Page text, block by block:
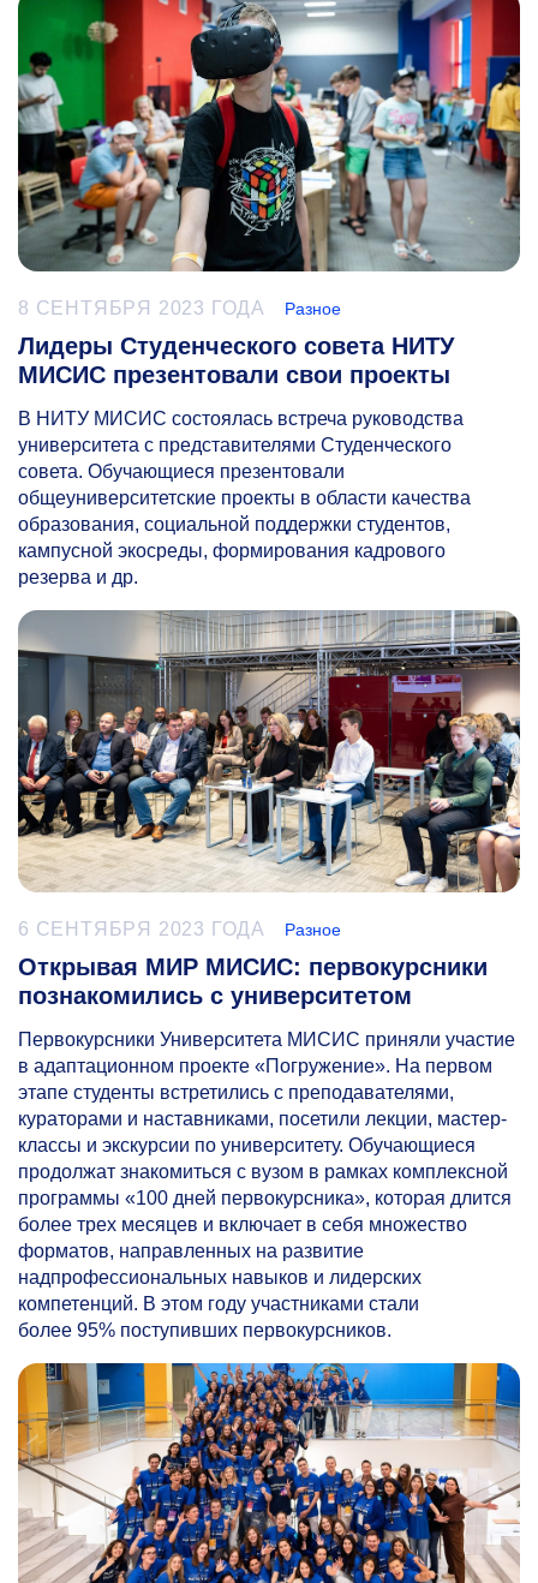
8 СЕНТЯБРЯ 2023 ГОДА Разное
Лидеры Студенческого совета НИТУ
МИСИС презентовали свои проекты
В НИТУ МИСИС состоялась встреча руководства
университета с представителями Студенческого
совета. Обучающиеся презентовали
общеуниверситетские проекты в области качества
образования, социальной поддержки студентов,
кампусной экосреды, формирования кадрового
резерва и др.
6 СЕНТЯБРЯ 2023 ГОДА Разное
Открывая МИР МИСИС: первокурсники
познакомились с университетом
Первокурсники Университета МИСИС приняли участие
в адаптационном проекте «Погружение». На первом
этапе студенты встретились с преподавателями,
кураторами и наставниками, посетили лекции, мастер-
классы и экскурсии по университету. Обучающиеся
продолжат знакомиться с вузом в рамках комплексной
программы «100 дней первокурсника», которая длится
более трех месяцев и включает в себя множество
форматов, направленных на развитие
надпрофессиональных навыков и лидерских
компетенций. В этом году участниками стали
более 95% поступивших первокурсников.